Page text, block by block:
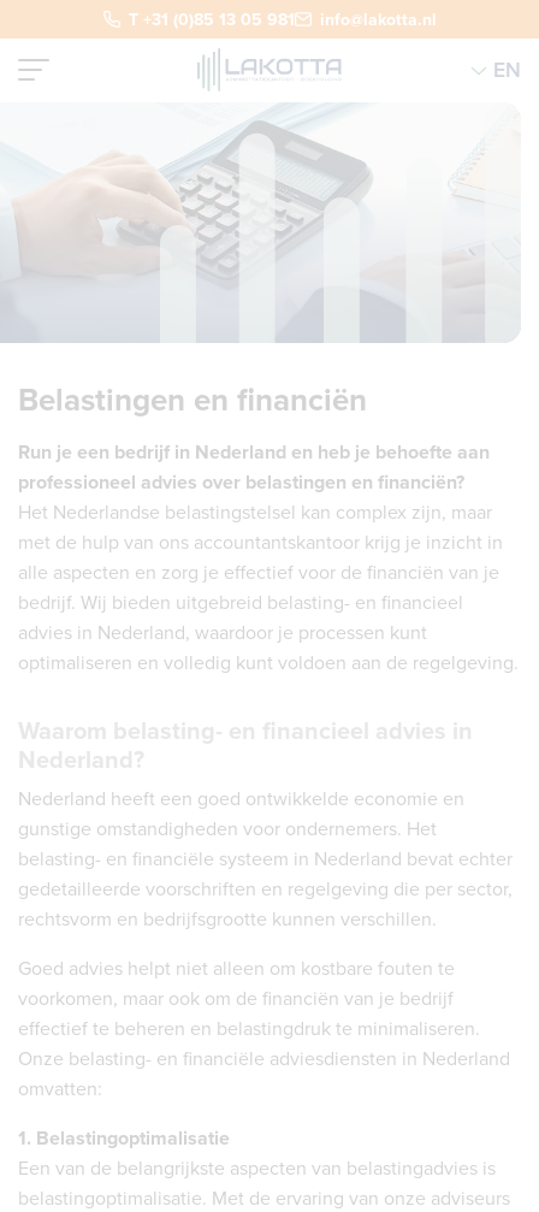
T +31 (0)85 13 05 981 info@lakotta.nl
EN
Belastingen en financiën
Run je een bedrijf in Nederland en heb je behoefte aan
professioneel advies over belastingen en financiën?
Het Nederlandse belastingstelsel kan complex zijn, maar
met de hulp van ons accountantskantoor krijg je inzicht in
alle aspecten en zorg je effectief voor de financiën van je
bedrijf. Wij bieden uitgebreid belasting- en financieel
advies in Nederland, waardoor je processen kunt
optimaliseren en volledig kunt voldoen aan de regelgeving.
Nederland heeft een goed ontwikkelde economie en
gunstige omstandigheden voor ondernemers. Het
belasting- en financiële systeem in Nederland bevat echter
gedetailleerde voorschriften en regelgeving die per sector,
rechtsvorm en bedrijfsgrootte kunnen verschillen.
Goed advies helpt niet alleen om kostbare fouten te
voorkomen, maar ook om de financiën van je bedrijf
effectief te beheren en belastingdruk te minimaliseren.
Onze belasting- en financiële adviesdiensten in Nederland
omvatten:
1. Belastingoptimalisatie
Een van de belangrijkste aspecten van belastingadvies is
belastingoptimalisatie. Met de ervaring van onze adviseurs